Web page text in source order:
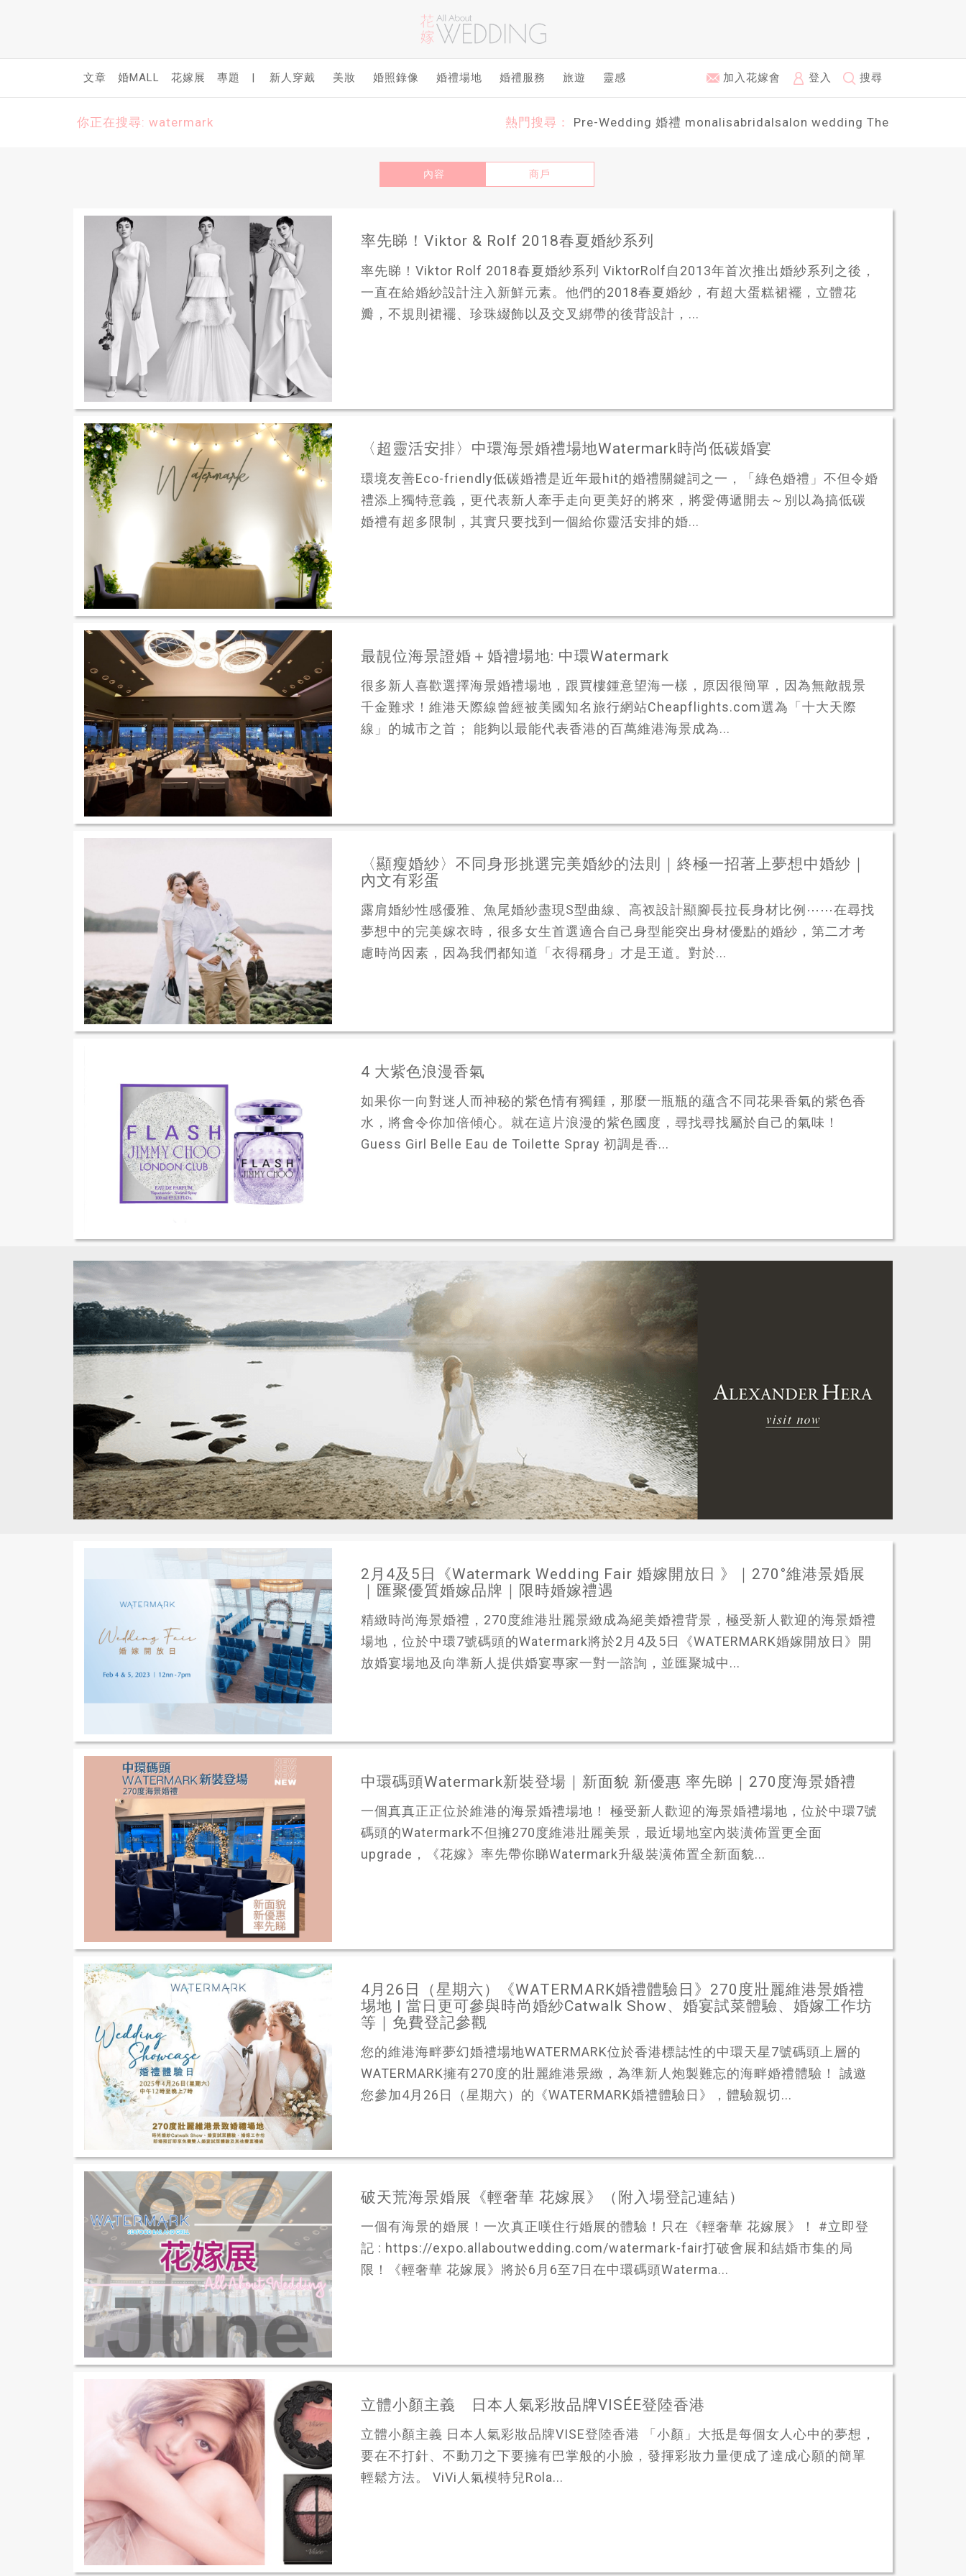
文章 婚MALL 花嫁展 專題 | 新人穿戴 美妝 婚照錄像 婚禮場地 婚禮服務 旅遊 靈感 加入花嫁會 登入 搜尋
你正在搜尋: watermark 熱門搜尋： Pre-Wedding 婚禮 monalisabridalsalon wedding The
內容 商戶
率先睇！Viktor & Rolf 2018春夏婚紗系列
率先睇！Viktor Rolf 2018春夏婚紗系列 ViktorRolf自2013年首次推出婚紗系列之後，
一直在給婚紗設計注入新鮮元素。他們的2018春夏婚紗，有超大蛋糕裙襬，立體花
瓣，不規則裙襬、珍珠綴飾以及交叉綁帶的後背設計，...
〈超靈活安排〉中環海景婚禮場地Watermark時尚低碳婚宴
環境友善Eco-friendly低碳婚禮是近年最hit的婚禮關鍵詞之一，「綠色婚禮」不但令婚
禮添上獨特意義，更代表新人牽手走向更美好的將來，將愛傳遞開去～別以為搞低碳
婚禮有超多限制，其實只要找到一個給你靈活安排的婚...
最靚位海景證婚＋婚禮場地: 中環Watermark
很多新人喜歡選擇海景婚禮場地，跟買樓鍾意望海一樣，原因很簡單，因為無敵靚景
千金難求！維港天際線曾經被美國知名旅行網站Cheapflights.com選為「十大天際
線」的城市之首； 能夠以最能代表香港的百萬維港海景成為...
〈顯瘦婚紗〉不同身形挑選完美婚紗的法則｜終極一招著上夢想中婚紗｜
內文有彩蛋
露肩婚紗性感優雅、魚尾婚紗盡現S型曲線、高衩設計顯腳長拉長身材比例⋯⋯在尋找
夢想中的完美嫁衣時，很多女生首選適合自己身型能突出身材優點的婚紗，第二才考
慮時尚因素，因為我們都知道「衣得稱身」才是王道。對於...
4 大紫色浪漫香氣
如果你一向對迷人而神秘的紫色情有獨鍾，那麼一瓶瓶的蘊含不同花果香氣的紫色香
水，將會令你加倍傾心。就在這片浪漫的紫色國度，尋找尋找屬於自己的氣味！
Guess Girl Belle Eau de Toilette Spray 初調是香...
2月4及5日《Watermark Wedding Fair 婚嫁開放日 》｜270°維港景婚展
｜匯聚優質婚嫁品牌｜限時婚嫁禮遇
精緻時尚海景婚禮，270度維港壯麗景緻成為絕美婚禮背景，極受新人歡迎的海景婚禮
場地，位於中環7號碼頭的Watermark將於2月4及5日《WATERMARK婚嫁開放日》開
放婚宴場地及向準新人提供婚宴專家一對一諮詢，並匯聚城中...
中環碼頭Watermark新裝登場｜新面貌 新優惠 率先睇｜270度海景婚禮
一個真真正正位於維港的海景婚禮場地！ 極受新人歡迎的海景婚禮場地，位於中環7號
碼頭的Watermark不但擁270度維港壯麗美景，最近場地室內裝潢佈置更全面
upgrade，《花嫁》率先帶你睇Watermark升級裝潢佈置全新面貌...
4月26日（星期六）《WATERMARK婚禮體驗日》270度壯麗維港景婚禮
埸地 | 當日更可參與時尚婚紗Catwalk Show、婚宴試菜體驗、婚嫁工作坊
等｜免費登記參觀
您的維港海畔夢幻婚禮場地WATERMARK位於香港標誌性的中環天星7號碼頭上層的
WATERMARK擁有270度的壯麗維港景緻，為準新人炮製難忘的海畔婚禮體驗！ 誠邀
您參加4月26日（星期六）的《WATERMARK婚禮體驗日》，體驗親切...
破天荒海景婚展《輕奢華 花嫁展》（附入場登記連結）
一個有海景的婚展！一次真正嘆住行婚展的體驗！只在《輕奢華 花嫁展》！ #立即登
記 : https://expo.allaboutwedding.com/watermark-fair打破會展和結婚市集的局
限！《輕奢華 花嫁展》將於6月6至7日在中環碼頭Waterma...
立體小顏主義 日本人氣彩妝品牌VISÉE登陸香港
立體小顏主義 日本人氣彩妝品牌VISE登陸香港 「小顏」大抵是每個女人心中的夢想，
要在不打針、不動刀之下要擁有巴掌般的小臉，發揮彩妝力量便成了達成心願的簡單
輕鬆方法。 ViVi人氣模特兒Rola...